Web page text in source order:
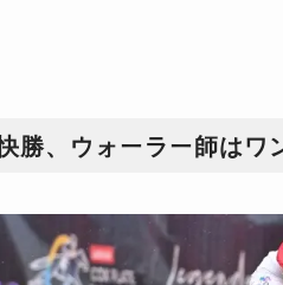
勝、ウォーラー師はワ